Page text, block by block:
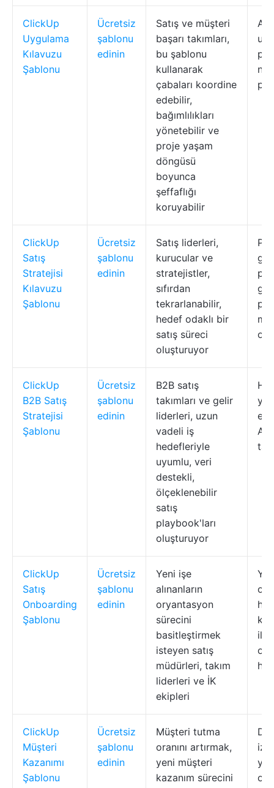
ClickUp
Uygulama
Kılavuzu
Şablonu
Ücretsiz
şablonu
edinin
Satış ve müşteri
başarı takımları,
bu şablonu
kullanarak
çabaları koordine
edebilir,
bağımlılıkları
yönetebilir ve
proje yaşam
döngüsü
boyunca
şeffaflığı
koruyabilir
ClickUp
Satış
Stratejisi
Kılavuzu
Şablonu
Ücretsiz
şablonu
edinin
Satış liderleri,
kurucular ve
stratejistler,
sıfırdan
tekrarlanabilir,
hedef odaklı bir
satış süreci
oluşturuyor
ClickUp
B2B Satış
Stratejisi
Şablonu
Ücretsiz
şablonu
edinin
B2B satış
takımları ve gelir
liderleri, uzun
vadeli iş
hedefleriyle
uyumlu, veri
destekli,
ölçeklenebilir
satış
playbook'ları
oluşturuyor
ClickUp
Satış
Onboarding
Şablonu
Ücretsiz
şablonu
edinin
Yeni işe
alınanların
oryantasyon
sürecini
basitleştirmek
isteyen satış
müdürleri, takım
liderleri ve İK
ekipleri
ClickUp
Müşteri
Kazanımı
Şablonu
Ücretsiz
şablonu
edinin
Müşteri tutma
oranını artırmak,
yeni müşteri
kazanım sürecini